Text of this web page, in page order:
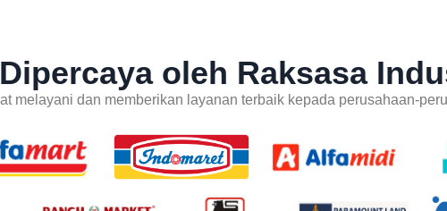
Dipercaya oleh Raksasa
melayani dan memberikan layanan terbaik kepada perusahaan-